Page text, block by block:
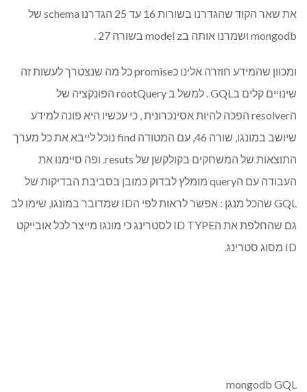
את שאר הקוד שהגדרנו בשורות 16 עד 25 הגדרנו schema של
mongodb ושמרנו אותה בmodel z בשורה 27 .
ומכוון שהמידע חוזרה אלינו כpromise כל מה שנצטרך לעשות זה
שינויים קלים בGQL . למשל ב rootQuery הפונקציה של
הresolver הפכה להיות אסינכרונית , כי עכשיו היא פונה למידע
שיושב במונגו, שורה 46, עם המטודה find נוכל לייבא את כל מערך
התוצאות של המשחקים בקולקשן של resuts. ופה סיימנו את
העבודה עם הquery מומלץ לבדוק כמובן בסביבת הבדיקות של
GQL שהכל מנגן : אפשר לראות לפי הID שמדובר במונגו, שימו לב
גם שהחלפת את הID TYPE לסטרינג כי מונגו מייצר לכל אובייקט
ID מסוג סטרינג.
mongodb GQL